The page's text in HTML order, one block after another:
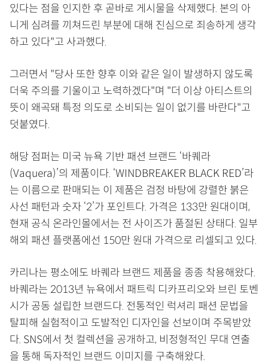
있다는 점을 인지한 후 곧바로 게시물을 삭제했다. 본의 아
니게 심려를 끼쳐드린 부분에 대해 진심으로 죄송하게 생각
하고 있다"고 사과했다.
그러면서 "당사 또한 향후 이와 같은 일이 발생하지 않도록
더욱 주의를 기울이고 노력하겠다"며 "더 이상 아티스트의
뜻이 왜곡돼 특정 의도로 소비되는 일이 없기를 바란다"고
덧붙였다.
해당 점퍼는 미국 뉴욕 기반 패션 브랜드 ‘바퀘라
(Vaquera)’의 제품이다. ‘WINDBREAKER BLACK RED’라
는 이름으로 판매되는 이 제품은 검정 바탕에 강렬한 붉은
사선 패턴과 숫자 ‘2’가 포인트다. 가격은 133만 원대이며,
현재 공식 온라인몰에서는 전 사이즈가 품절된 상태다. 일부
해외 패션 플랫폼에선 150만 원대 가격으로 리셀되고 있다.
카리나는 평소에도 바퀘라 브랜드 제품을 종종 착용해왔다.
바퀘라는 2013년 뉴욕에서 패트릭 디카프리오와 브린 토벤
시가 공동 설립한 브랜드다. 전통적인 럭셔리 패션 문법을
탈피해 실험적이고 도발적인 디자인을 선보이며 주목받았
다. SNS에서 첫 컬렉션을 공개하고, 비정형적인 무대 연출
을 통해 독자적인 브랜드 이미지를 구축해왔다.